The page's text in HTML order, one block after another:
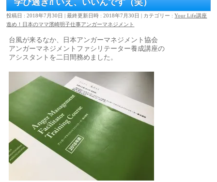
学び過ぎ⁈ いえ、いいんです（笑）
投稿日 : 2018年7月30日 最終更新日時 : 2018年7月30日 カテゴリー :Your Life講座
進め！日本のママ濱崎明子仕事アンガーマネジメント
台風が来るなか、日本アンガーマネジメント協会
アンガーマネジメントファシリテーター養成講座の
アシスタントを二日間務めました。